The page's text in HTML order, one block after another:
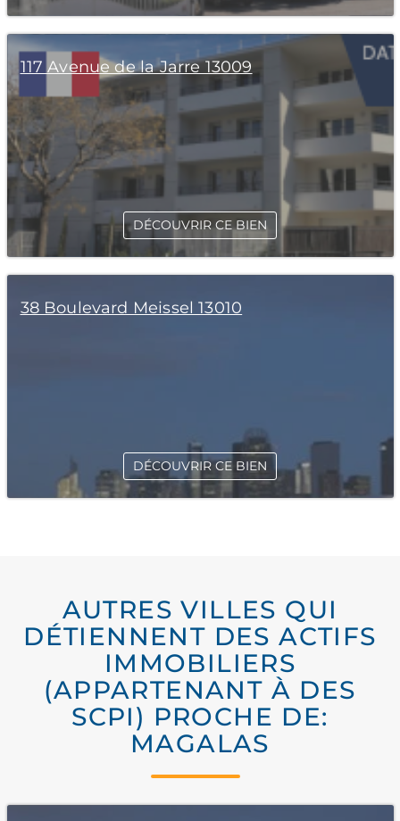
117 Avenue de la Jarre 13009
DÉCOUVRIR CE BIEN
38 Boulevard Meissel 13010
DÉCOUVRIR CE BIEN
AUTRES VILLES QUI
DÉTIENNENT DES ACTIFS
IMMOBILIERS
(APPARTENANT À DES
SCPI) PROCHE DE:
MAGALAS